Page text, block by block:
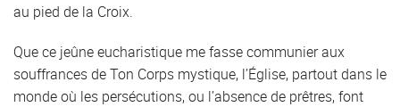
au pied de la Croix.
Que ce jeûne eucharistique me fasse communier aux
souffrances de Ton Corps mystique, l’Église, partout dans le
monde où les persécutions, ou l’absence de prêtres, font